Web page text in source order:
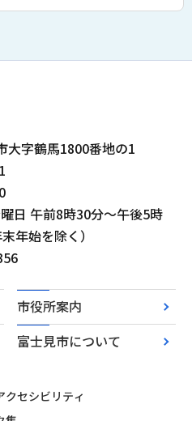
士見市大字鶴馬1800番地の1
日 午前8時30分～午後5時
年始を除く）
市役所案内
富士見市について
クセシビリティ